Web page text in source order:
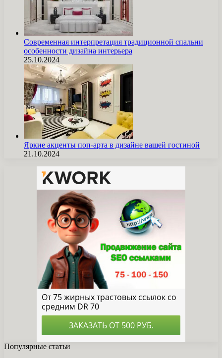
Современная интерпретация традиционной спальни
особенности дизайна интерьера
25.10.2024
Яркие акценты поп-арта в дизайне вашей гостиной
21.10.2024
Популярные статьи